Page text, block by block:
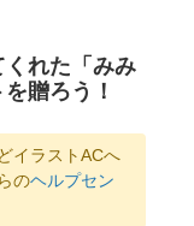
れた「みみ
贈ろう！
イラストACへ
のヘルプセン